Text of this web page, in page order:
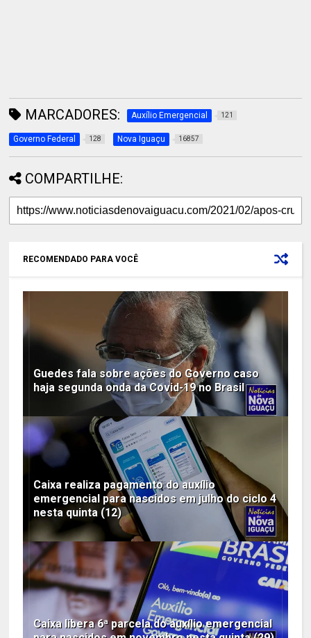
MARCADORES: Auxílio Emergencial 121
Governo Federal 128 Nova Iguaçu 16857
COMPARTILHE:
RECOMENDADO PARA VOCÊ
Guedes fala sobre ações do Governo caso
haja segunda onda da Covid-19 no Brasil
Caixa realiza pagamento do auxílio
emergencial para nascidos em julho do ciclo 4
nesta quinta (12)
Caixa libera 6ª parcela do auxílio emergencial